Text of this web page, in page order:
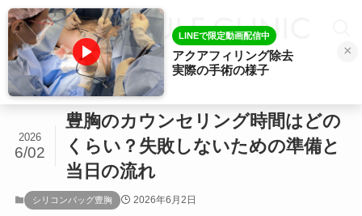
ホーム シリコンバッグ豊胸
豊胸のカウンセリング時間はどの
くらい？失敗しないための準備と
当日の流れ
2026
6/02
シリコンバッグ豊胸 2026年6月2日
×
LINEで限定動画配信中
アクアフィリング除去
実際の手術の様子